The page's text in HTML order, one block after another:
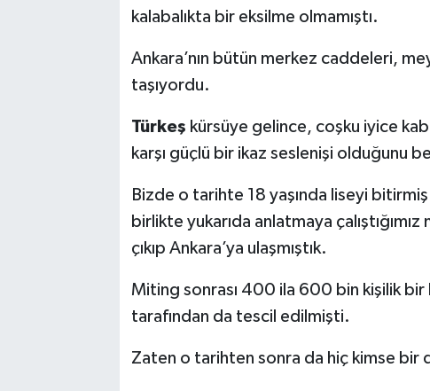
kalabalıkta bir eksilme olmamıştı.
Ankara’nın bütün merkez caddeleri,
taşıyordu.
Türkeş kürsüye gelince, coşku iyice
karşı güçlü bir ikaz seslenişi olduğunu
Bizde o tarihte 18 yaşında liseyi
birlikte yukarıda anlatmaya
çıkıp Ankara’ya ulaşmıştık.
Miting sonrası 400 ila 600 bin kişilik bir
tarafından da tescil edilmişti.
Zaten o tarihten sonra da hiç kimse bir